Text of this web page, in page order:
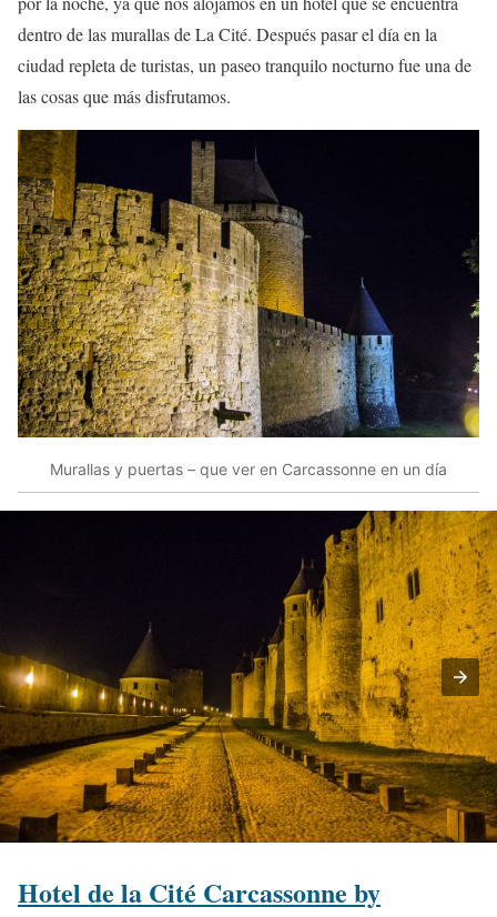
dentro de las murallas de La Cité. Después pasar el día en la
ciudad repleta de turistas, un paseo tranquilo nocturno fue una de
las cosas que más disfrutamos.
Murallas y puertas – que ver en Carcassonne en un día
Hotel de la Cité Carcassonne by